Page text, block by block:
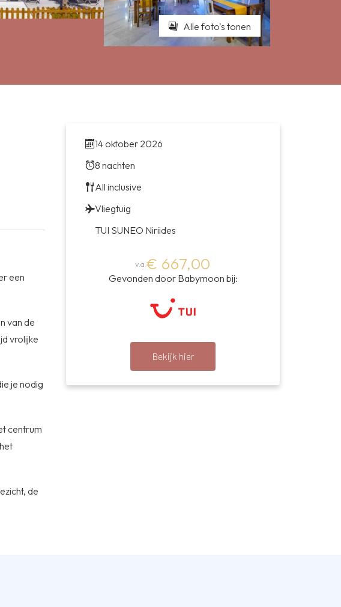
Alle foto's tonen
14 oktober 2026
8 nachten
All inclusive
Vliegtuig
TUI SUNEO Niriides
v.a. € 667,00
Gevonden door Babymoon bij:
Bekijk hier
een
van de
vrolijke
je nodig
centrum
de